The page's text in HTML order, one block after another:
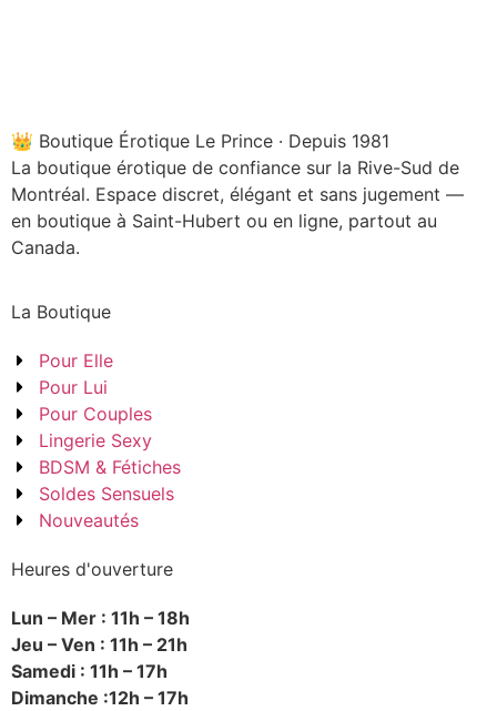
👑 Boutique Érotique Le Prince · Depuis 1981
La boutique érotique de confiance sur la Rive-Sud de
Montréal. Espace discret, élégant et sans jugement —
en boutique à Saint-Hubert ou en ligne, partout au
Canada.
La Boutique
Pour Elle
Pour Lui
Pour Couples
Lingerie Sexy
BDSM & Fétiches
Soldes Sensuels
Nouveautés
Heures d'ouverture
Lun – Mer : 11h – 18h
Jeu – Ven : 11h – 21h
Samedi : 11h – 17h
Dimanche :12h – 17h